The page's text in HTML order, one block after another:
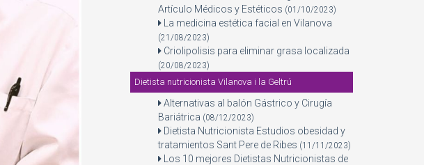
Artículo Médicos y Estéticos (01/10/2023)
La medicina estética facial en Vilanova
(21/08/2023)
Criolipolisis para eliminar grasa localizada
(20/08/2023)
Dietista nutricionista Vilanova i la Geltrú
Alternativas al balón Gástrico y Cirugía
Bariátrica (08/12/2023)
Dietista Nutricionista Estudios obesidad y
tratamientos Sant Pere de Ribes (11/11/2023)
Los 10 mejores Dietistas Nutricionistas de